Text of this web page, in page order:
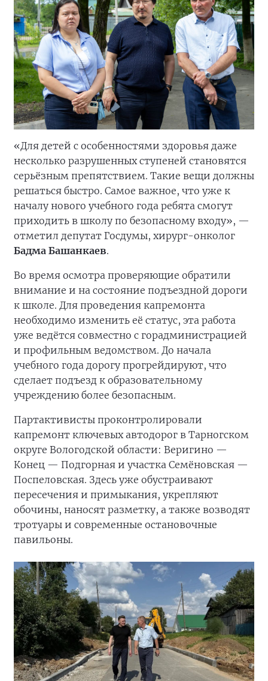
«Для детей с особенностями здоровья даже
несколько разрушенных ступеней становятся
серьёзным препятствием. Такие вещи должны
решаться быстро. Самое важное, что уже к
началу нового учебного года ребята смогут
приходить в школу по безопасному входу», —
отметил депутат Госдумы, хирург-онколог
Бадма Башанкаев.
Во время осмотра проверяющие обратили
внимание и на состояние подъездной дороги
к школе. Для проведения капремонта
необходимо изменить её статус, эта работа
уже ведётся совместно с горадминистрацией
и профильным ведомством. До начала
учебного года дорогу прогрейдируют, что
сделает подъезд к образовательному
учреждению более безопасным.
Партактивисты проконтролировали
капремонт ключевых автодорог в Тарногском
округе Вологодской области: Веригино —
Конец — Подгорная и участка Семёновская —
Поспеловская. Здесь уже обустраивают
пересечения и примыкания, укрепляют
обочины, наносят разметку, а также возводят
тротуары и современные остановочные
павильоны.